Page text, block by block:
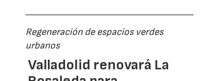
Regeneración de espacios verdes
urbanos
Valladolid renovará La